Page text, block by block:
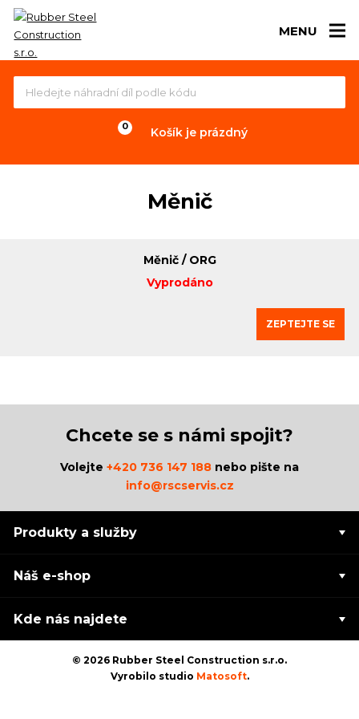
MENU
Košík je prázdný
Měnič
Měnič / ORG
Vyprodáno
ZEPTEJTE SE
Chcete se s námi spojit?
Volejte +420 736 147 188 nebo pište na
info@rscservis.cz
Produkty a služby
Náš e-shop
Kde nás najdete
© 2026 Rubber Steel Construction s.r.o.
Vyrobilo studio Matosoft.